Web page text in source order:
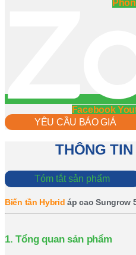
Facebook
YÊU CẦU BÁO GIÁ
THÔNG
Tóm tắt sản phẩm
Biến tần Hybrid áp cao Sungrow
1. Tổng quan sản phẩm